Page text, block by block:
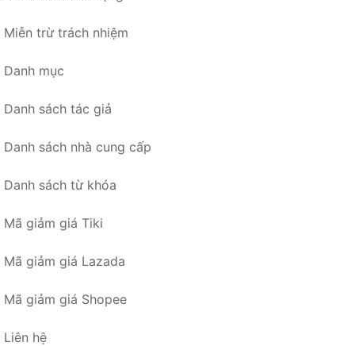
Miễn trừ trách nhiệm
Danh mục
Danh sách tác giả
Danh sách nhà cung cấp
Danh sách từ khóa
Mã giảm giá Tiki
Mã giảm giá Lazada
Mã giảm giá Shopee
Liên hệ